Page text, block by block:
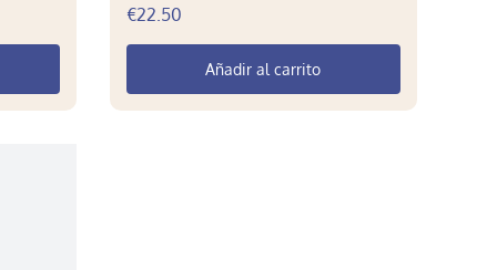
€22.50
Añadir al carrito